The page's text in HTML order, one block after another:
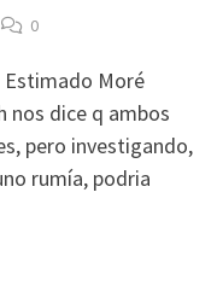
0
Estimado Moré
nos dice q ambos
pero investigando,
rumía, podria